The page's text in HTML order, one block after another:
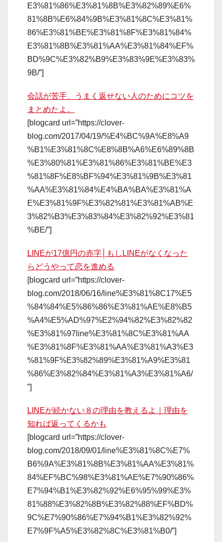
E3%81%86%E3%81%8B%E3%82%89%E6%
81%8B%E6%84%9B%E3%81%8C%E3%81%
86%E3%81%BE%E3%81%8F%E3%81%84%
E3%81%8B%E3%81%AA%E3%81%84%EF%
BD%9C%E3%82%B9%E3%83%9E%E3%83%
9B/”]
会話が苦手、うまく返せない人のためにコツを
まとめたよ。
[blogcard url=”https://clover-
blog.com/2017/04/19/%E4%BC%9A%E8%A9
%B1%E3%81%8C%E8%8B%A6%E6%89%8B
%E3%80%81%E3%81%86%E3%81%BE%E3
%81%8F%E8%BF%94%E3%81%9B%E3%81
%AA%E3%81%84%E4%BA%BA%E3%81%A
E%E3%81%9F%E3%82%81%E3%81%AB%E
3%82%B3%E3%83%84%E3%82%92%E3%81
%BE/”]
LINEが17億円の赤字│もしLINEがなくなった
らどうやって恋を進める
[blogcard url=”https://clover-
blog.com/2018/06/16/line%E3%81%8C17%E5
%84%84%E5%86%86%E3%81%AE%E8%B5
%A4%E5%AD%97%E2%94%82%E3%82%82
%E3%81%97line%E3%81%8C%E3%81%AA
%E3%81%8F%E3%81%AA%E3%81%A3%E3
%81%9F%E3%82%89%E3%81%A9%E3%81
%86%E3%82%84%E3%81%A3%E3%81%A6/
”]
LINEが続かない８の理由を教えるよ｜理由を
知れば返ってくるかも
[blogcard url=”https://clover-
blog.com/2018/09/01/line%E3%81%8C%E7%
B6%9A%E3%81%8B%E3%81%AA%E3%81%
84%EF%BC%98%E3%81%AE%E7%90%86%
E7%94%B1%E3%82%92%E6%95%99%E3%
81%88%E3%82%8B%E3%82%88%EF%BD%
9C%E7%90%86%E7%94%B1%E3%82%92%
E7%9F%A5%E3%82%8C%E3%81%B0/”]